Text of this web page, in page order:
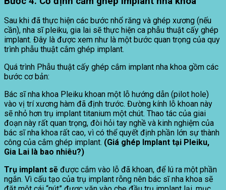
Sau khi đã thực hiện các bước nhổ răng và ghép xương (nếu
cần), nha sĩ pleiku, gia lai sẽ thực hiện ca phẫu thuật cấy ghép
implant. Đây là được xem như là một bước quan trọng của quy
trình phẫu thuật cắm ghép implant.
Quá trình Phẫu thuật cấy ghép cắm implant nha khoa gồm các
bước cơ bản:
Bác sĩ nha khoa Pleiku khoan một lỗ hướng dẫn (pilot hole)
vào vị trí xương hàm đã định trước. Đường kính lỗ khoan này
sẽ nhỏ hơn trụ implant titanium một chút. Thao tác của giai
đoạn này rất quan trọng, đòi hỏi tay nghề và kinh nghiệm của
bác sĩ nha khoa rất cao, vì có thể quyết định phần lớn sự thành
công của cắm ghép implant. (Giá ghép Implant tại Pleiku,
Gia Lai là bao nhiêu?)
Trụ implant sẽ được cắm vào lỗ đã khoan, để lú ra một phần
ngắn. Vì cấu tạo của trụ implant rỗng nên bác sĩ nha khoa sẽ